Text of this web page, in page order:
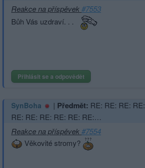
Reakce na příspěvek#7553
Bůh Vás uzdraví. . .
Přihlásit se a odpovědět
SynBoha | Předmět: RE: RE: RE: RE:
RE: RE: RE: RE: RE: RE:…
Reakce na příspěvek#7554
Věkovité stromy?